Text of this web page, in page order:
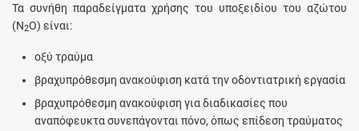
Τα συνήθη παραδείγματα χρήσης του υποξειδίου του αζώτου
(N2O) είναι:
οξύ τραύμα
βραχυπρόθεσμη ανακούφιση κατά την οδοντιατρική εργασία
βραχυπρόθεσμη ανακούφιση για διαδικασίες που
αναπόφευκτα συνεπάγονται πόνο, όπως επίδεση τραύματος